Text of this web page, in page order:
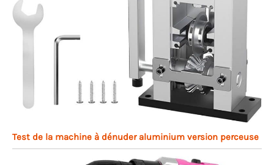
Test de la machine à dénuder aluminium version perceuse